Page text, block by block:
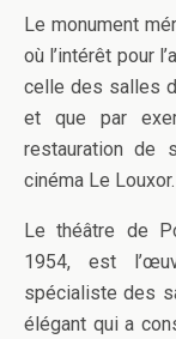
Le monument
où l’intérêt pour
celle des salles
et que par
restauration de
cinéma Le Louxor.
Le théâtre de
1954, est
spécialiste des
élégant qui a